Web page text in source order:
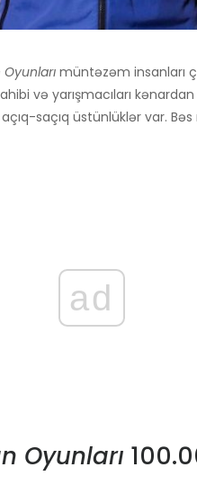
müntəzəm insanları
və yarışmacıları kənardan
saçıq üstünlüklər var.
ad
Oyunları